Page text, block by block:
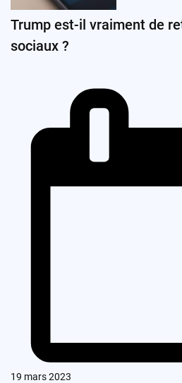
Trump est-il vraiment de
sociaux ?
19 mars 2023